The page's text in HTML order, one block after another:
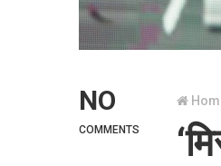
NO
COMMENTS